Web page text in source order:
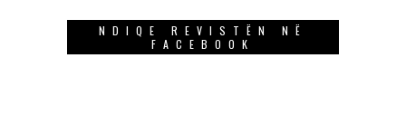
NDIQE REVISTËN NË
FACEBOOK